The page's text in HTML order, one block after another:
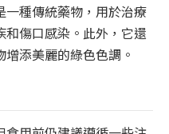
一種傳統藥物，用於治療
傷口感染。此外，它還
添美麗的綠色色調。